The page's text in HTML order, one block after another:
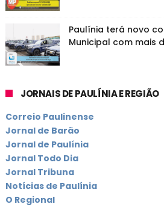
Paulínia terá novo
Municipal com mais
JORNAIS DE PAULÍNIA E REGIÃO
Correio Paulinense
Jornal de Barão
Jornal de Paulínia
Jornal Todo Dia
Jornal Tribuna
Notícias de Paulínia
O Regional